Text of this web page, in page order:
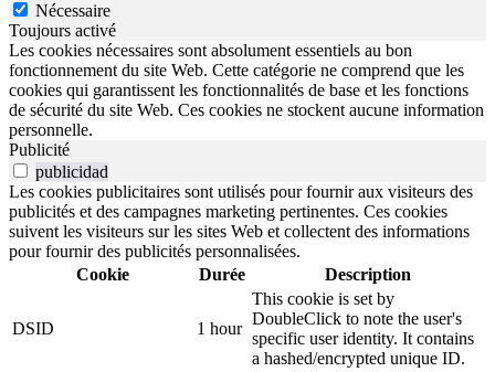
Nécessaire
Toujours activé
Les cookies nécessaires sont absolument essentiels au bon
fonctionnement du site Web. Cette catégorie ne comprend que les
cookies qui garantissent les fonctionnalités de base et les fonctions
de sécurité du site Web. Ces cookies ne stockent aucune information
personnelle.
Publicité
publicidad
Les cookies publicitaires sont utilisés pour fournir aux visiteurs des
publicités et des campagnes marketing pertinentes. Ces cookies
suivent les visiteurs sur les sites Web et collectent des informations
pour fournir des publicités personnalisées.
Cookie
Durée Description
DSID 1 hour
This cookie is set by
DoubleClick to note the user's
specific user identity. It contains
a hashed/encrypted unique ID.